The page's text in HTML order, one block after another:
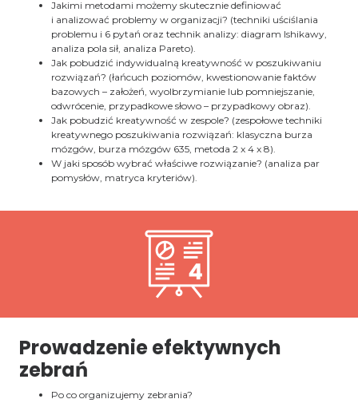
Jakimi metodami możemy skutecznie definiować
i analizować problemy w organizacji? (techniki uściślania
problemu i 6 pytań oraz technik analizy: diagram Ishikawy,
analiza pola sił, analiza Pareto).
Jak pobudzić indywidualną kreatywność w poszukiwaniu
rozwiązań? (łańcuch poziomów, kwestionowanie faktów
bazowych – założeń, wyolbrzymianie lub pomniejszanie,
odwrócenie, przypadkowe słowo – przypadkowy obraz).
Jak pobudzić kreatywność w zespole? (zespołowe techniki
kreatywnego poszukiwania rozwiązań: klasyczna burza
mózgów, burza mózgów 635, metoda 2 x 4 x 8).
W jaki sposób wybrać właściwe rozwiązanie? (analiza par
pomysłów, matryca kryteriów).
Prowadzenie efektywnych
zebrań
Po co organizujemy zebrania?